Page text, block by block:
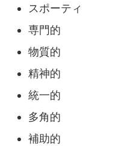
スポーティ
専門的
物質的
精神的
統一的
多角的
補助的